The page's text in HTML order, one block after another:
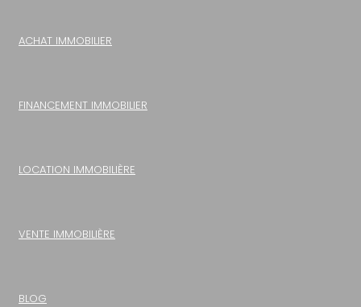
ACHAT IMMOBILIER
FINANCEMENT IMMOBILIER
LOCATION IMMOBILIÈRE
VENTE IMMOBILIÈRE
BLOG